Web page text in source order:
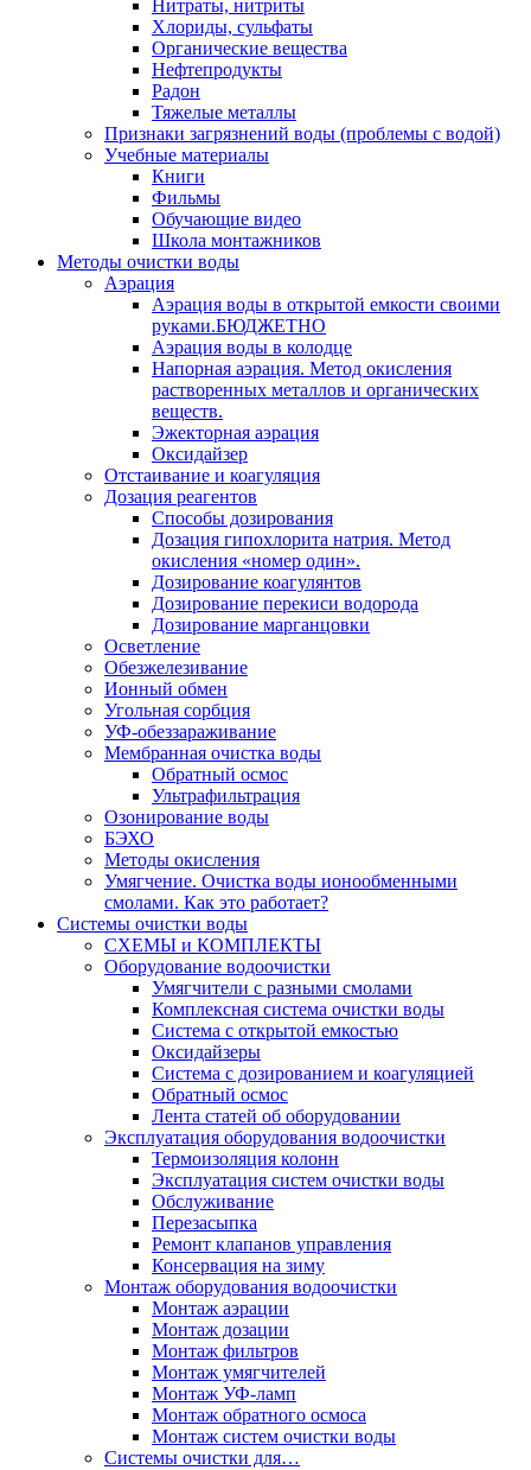
Нитраты, нитриты
Хлориды, сульфаты
Органические вещества
Нефтепродукты
Радон
Тяжелые металлы
Признаки загрязнений воды (проблемы с водой)
Учебные материалы
Книги
Фильмы
Обучающие видео
Школа монтажников
Методы очистки воды
Аэрация
Аэрация воды в открытой емкости своими
руками.БЮДЖЕТНО
Аэрация воды в колодце
Напорная аэрация. Метод окисления
растворенных металлов и органических
веществ.
Эжекторная аэрация
Оксидайзер
Отстаивание и коагуляция
Дозация реагентов
Способы дозирования
Дозация гипохлорита натрия. Метод
окисления «номер один».
Дозирование коагулянтов
Дозирование перекиси водорода
Дозирование марганцовки
Осветление
Обезжелезивание
Ионный обмен
Угольная сорбция
УФ-обеззараживание
Мембранная очистка воды
Обратный осмос
Ультрафильтрация
Озонирование воды
БЭХО
Методы окисления
Умягчение. Очистка воды ионообменными
смолами. Как это работает?
Системы очистки воды
СХЕМЫ и КОМПЛЕКТЫ
Оборудование водоочистки
Умягчители с разными смолами
Комплексная система очистки воды
Система с открытой емкостью
Оксидайзеры
Система с дозированием и коагуляцией
Обратный осмос
Лента статей об оборудовании
Эксплуатация оборудования водоочистки
Термоизоляция колонн
Эксплуатация систем очистки воды
Обслуживание
Перезасыпка
Ремонт клапанов управления
Консервация на зиму
Монтаж оборудования водоочистки
Монтаж аэрации
Монтаж дозации
Монтаж фильтров
Монтаж умягчителей
Монтаж УФ-ламп
Монтаж обратного осмоса
Монтаж систем очистки воды
Системы очистки для…